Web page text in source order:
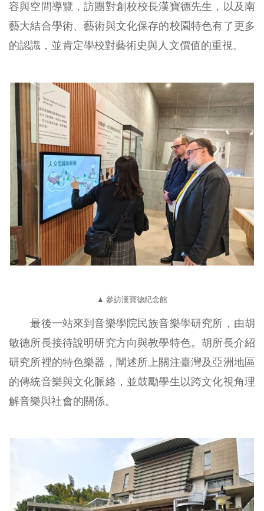
容與空間導覽，訪團對創校校長漢寶德先生，以及南
藝大結合學術、藝術與文化保存的校園特色有了更多
的認識，並肯定學校對藝術史與人文價值的重視。
▲ 參訪漢寶德紀念館
最後一站來到音樂學院民族音樂學研究所，由胡
敏德所長接待說明研究方向與教學特色。胡所長介紹
研究所裡的特色樂器，闡述所上關注臺灣及亞洲地區
的傳統音樂與文化脈絡，並鼓勵學生以跨文化視角理
解音樂與社會的關係。